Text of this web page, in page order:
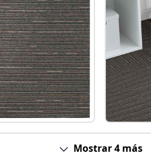
Mostrar 4 más